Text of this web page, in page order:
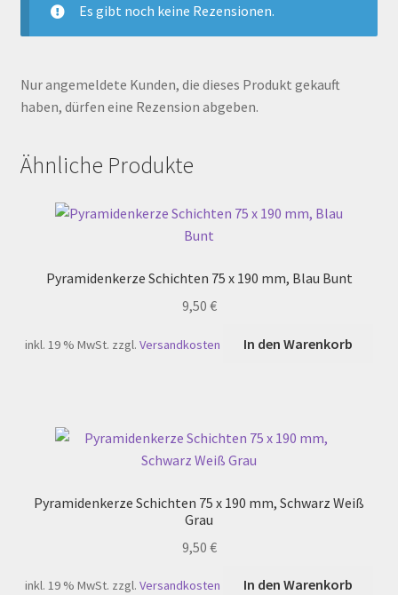
Es gibt noch keine Rezensionen.
Nur angemeldete Kunden, die dieses Produkt gekauft
haben, dürfen eine Rezension abgeben.
Ähnliche Produkte
Pyramidenkerze Schichten 75 x 190 mm, Blau Bunt
9,50 €
inkl. 19 % MwSt. zzgl.Versandkosten In den Warenkorb
Pyramidenkerze Schichten 75 x 190 mm, Schwarz Weiß
Grau
9,50 €
inkl. 19 % MwSt. zzgl.Versandkosten In den Warenkorb